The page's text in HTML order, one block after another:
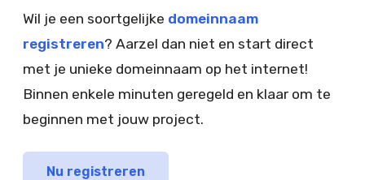
Wil je een soortgelijke domeinnaam
registreren? Aarzel dan niet en start direct
met je unieke domeinnaam op het internet!
Binnen enkele minuten geregeld en klaar om te
beginnen met jouw project.
Nu registreren